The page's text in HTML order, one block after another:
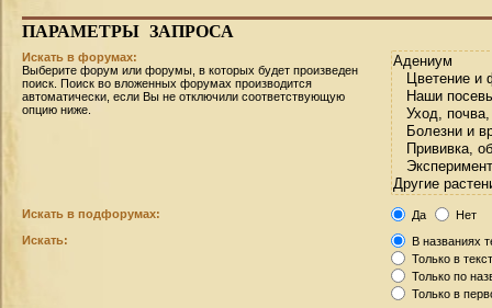
ПАРАМЕТРЫ ЗАПРОСА
Искать в форумах:
Выберите форум или форумы, в которых будет произведен
поиск. Поиск во вложенных форумах производится
автоматически, если Вы не отключили соответствующую
опцию ниже.
Искать в подфорумах: Да
Нет
Искать:
В названиях
Только в
Только по
Только в